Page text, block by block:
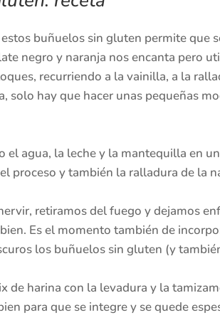
buñuelos sin gluten permite que
negro y naranja nos encanta pero
recurriendo a la vainilla, a la
solo hay que hacer unas pequeñas
el agua, la leche y la mantequilla en
proceso y también la ralladura de la
retiramos del fuego y dejamos
Es el momento también de
los buñuelos sin gluten (y
de harina con la levadura y la
para que se integre y se quede